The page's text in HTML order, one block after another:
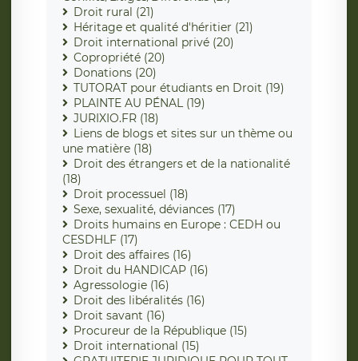
Droit rural (21)
Héritage et qualité d'héritier (21)
Droit international privé (20)
Copropriété (20)
Donations (20)
TUTORAT pour étudiants en Droit (19)
PLAINTE AU PÉNAL (19)
JURIXIO.FR (18)
Liens de blogs et sites sur un thème ou
une matière (18)
Droit des étrangers et de la nationalité
(18)
Droit processuel (18)
Sexe, sexualité, déviances (17)
Droits humains en Europe : CEDH ou
CESDHLF (17)
Droit des affaires (16)
Droit du HANDICAP (16)
Agressologie (16)
Droit des libéralités (16)
Droit savant (16)
Procureur de la République (15)
Droit international (15)